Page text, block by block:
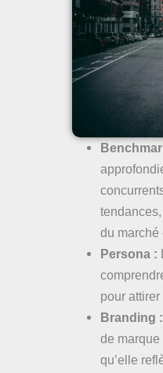
du marché
Persona :
pour
Branding :
de marque
qu’elle